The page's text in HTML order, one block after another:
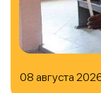
08 августа